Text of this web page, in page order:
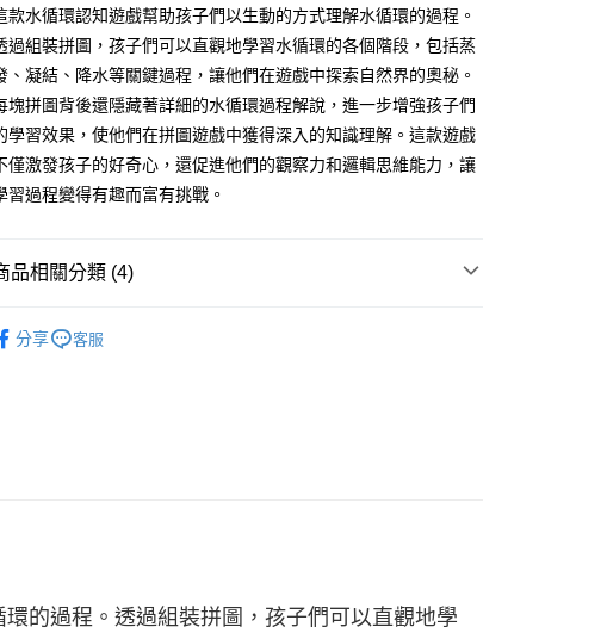
國泰世華商業銀行
兆豐國際商業銀行
臺灣中小企業銀行
台中商業銀行
聯邦商業銀行
遠東國際商業銀行
元大商業銀行
永豐商業銀行
玉山商業銀行
星展（台灣）商業銀行
台新國際商業銀行
中國信託商業銀行
台灣樂天信用卡公司
Pay
遊付
ATM付款
運送方式
筆NT$85，滿NT$999(含以上)免運費
每筆NT$85，滿NT$999(含以上)免運費
配
款水循環認知遊戲幫助孩子們以生動的方式理解水循環的過程。
過組裝拼圖，孩子們可以直觀地學習水循環的各個階段，包括蒸
、凝結、降水等關鍵過程，讓他們在遊戲中探索自然界的奧秘。
塊拼圖背後還隱藏著詳細的水循環過程解說，進一步增強孩子們
學習效果，使他們在拼圖遊戲中獲得深入的知識理解。這款遊戲
僅激發孩子的好奇心，還促進他們的觀察力和邏輯思維能力，讓
習過程變得有趣而富有挑戰。
品相關分類 (4)
分享 客服
的過程。透過組裝拼圖，孩子們可以直觀地學